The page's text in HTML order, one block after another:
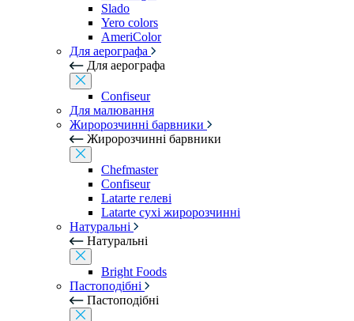
Slado
Yero colors
AmeriColor
Для аерографа
Для аерографа
Confiseur
Для малювання
Жиророзчинні барвники
Жиророзчинні барвники
Chefmaster
Confiseur
Latarte гелеві
Latarte сухі жиророзчинні
Натуральні
Натуральні
Bright Foods
Пастоподібні
Пастоподібні